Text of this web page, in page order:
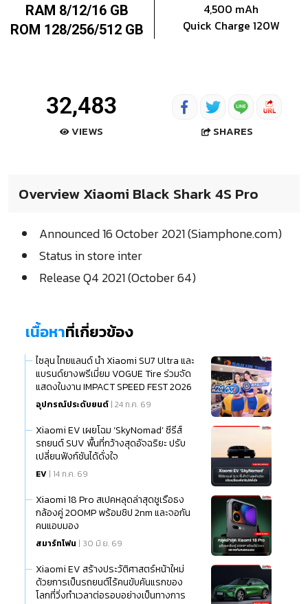
RAM 8/12/16 GB
ROM 128/256/512 GB
4,500 mAh
Quick Charge 120W
32,483
VIEWS SHARES
Overview Xiaomi Black Shark 4S Pro
Announced 16 October 2021 (Siamphone.com)
Status in store inter
Release Q4 2021 (October 64)
เนื้อหาที่เกี่ยวข้อง
ไซลุน ไทยแลนด์ นำ Xiaomi SU7 Ultra และ
แบรนด์ยางพรีเมี่ยม VOGUE Tire ร่วมจัด
แสดงในงาน IMPACT SPEED FEST 2026
อุปกรณ์ประดับยนต์ | 24 ก.ค. 69
Xiaomi EV เผยโฉม ‘SkyNomad’ ซีรีส์
รถยนต์ SUV พื้นที่กว้างสุดอัจฉริยะ ปรับ
เปลี่ยนฟังก์ชันได้ดั่งใจ
EV | 14 ก.ค. 69
Xiaomi 18 Pro สเปคหลุดล่าสุดชูเรือธง
กล้องคู่ 200MP พร้อมชิป 2nm และจอกัน
คนแอบมอง
สมาร์ทโฟน | 30 มิ.ย. 69
Xiaomi EV สร้างประวัติศาสตร์หน้าใหม่
ด้วยการเป็นรถยนต์ไร้คนขับคันแรกของ
โลกที่วิ่งทำเวลาต่อรอบอย่างเป็นทางการ